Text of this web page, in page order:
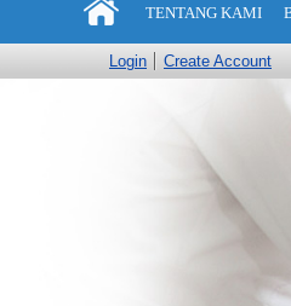
TENTANG KAMI
Login Create Account